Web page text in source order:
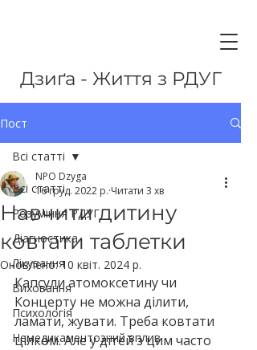
Дзиґа - Життя з РДУГ
Пост
Всі статті
Розуміння РДУГ
Діагностика
Лікування
Виховання
Психологія
Немедикаментозний вплив
Всі статті
Навчити дитину
ковтати таблетки
NPO Dzyga
16 груд. 2022 р. Читати 3 хв
Оновлено:10 квіт. 2024 р.
Капсули атомоксетину чи
Концерту не можна ділити,
ламати, жувати. Треба ковтати
цілком. Але у дітей з цим часто